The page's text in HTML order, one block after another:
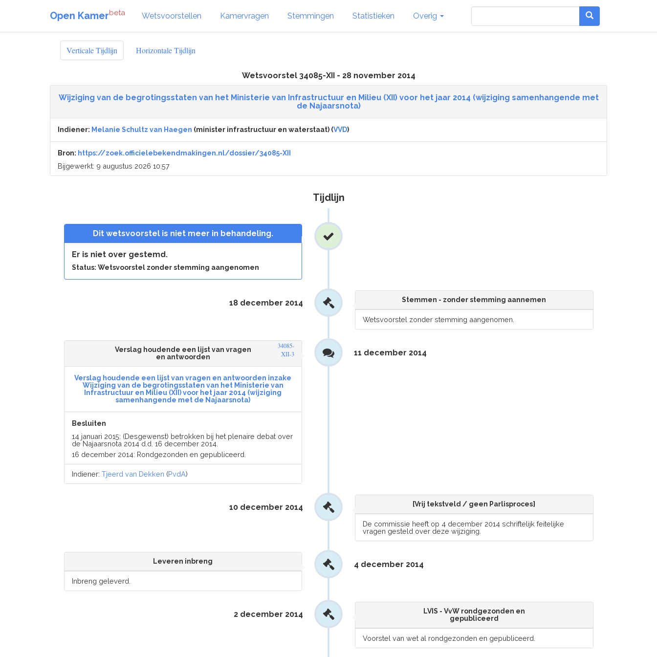
Open Kamerbeta Wetsvoorstellen Kamervragen Stemmingen Statistieken Overig
Verticale Tijdlijn Horizontale Tijdlijn
Wetsvoorstel 34085-XII - 28 november 2014
Wijziging van de begrotingsstaten van het Ministerie van Infrastructuur en Milieu (XII) voor het jaar 2014 (wijziging samenhangende met
de Najaarsnota)
Indiener: Melanie Schultz van Haegen (minister infrastructuur en waterstaat) (VVD)
Bron: https://zoek.officielebekendmakingen.nl/dossier/34085-XII
Bijgewerkt: 9 augustus 2026 10:57
Tijdlijn
Dit wetsvoorstel is niet meer in behandeling.
Er is niet over gestemd.
Status: Wetsvoorstel zonder stemming aangenomen
Stemmen - zonder stemming aannemen
Wetsvoorstel zonder stemming aangenomen.
18 december 2014
Verslag houdende een lijst van vragen
en antwoorden
34085-
XII-3
Verslag houdende een lijst van vragen en antwoorden inzake
Wijziging van de begrotingsstaten van het Ministerie van
Infrastructuur en Milieu (XII) voor het jaar 2014 (wijziging
samenhangende met de Najaarsnota)
Besluiten
14 januari 2015: (Desgewenst) betrokken bij het plenaire debat over
de Najaarsnota 2014 d.d. 16 december 2014.
16 december 2014: Rondgezonden en gepubliceerd.
Indiener: Tjeerd van Dekken (PvdA)
11 december 2014
[Vrij tekstveld / geen Parlisproces]
De commissie heeft op 4 december 2014 schriftelijk feitelijke
vragen gesteld over deze wijziging.
10 december 2014
Leveren inbreng
Inbreng geleverd.
4 december 2014
LVIS - VvW rondgezonden en
gepubliceerd
Voorstel van wet al rondgezonden en gepubliceerd.
2 december 2014